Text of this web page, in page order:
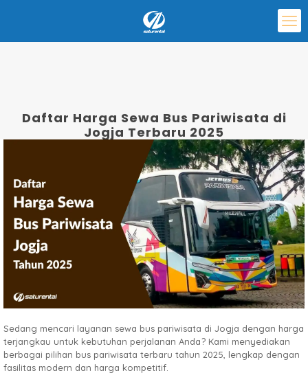
Daftar Harga Sewa Bus Pariwisata di
Jogja Terbaru 2025
Sedang mencari layanan sewa bus pariwisata di Jogja dengan harga
terjangkau untuk kebutuhan perjalanan Anda? Kami menyediakan
berbagai pilihan bus pariwisata terbaru tahun 2025, lengkap dengan
fasilitas modern dan harga kompetitif.